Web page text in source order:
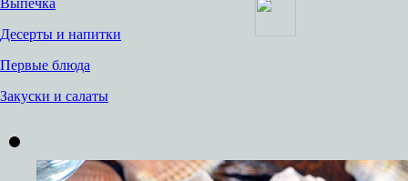
Выпечка
Десерты и напитки
Первые блюда
Закуски и салаты